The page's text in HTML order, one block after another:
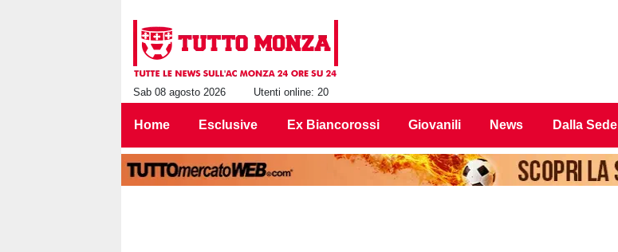
Sab 08 agosto 2026 Utenti online: 20
Home Esclusive Ex Biancorossi Giovanili News Dalla Sede